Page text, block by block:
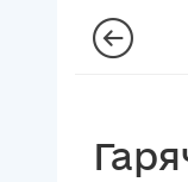
Репортажі з
Хмара тегів
Безпека